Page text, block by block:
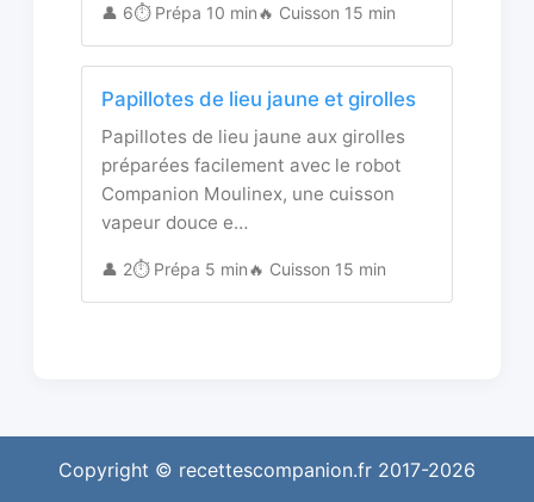
👤 6⏱️ Prépa 10 min🔥 Cuisson 15 min
Papillotes de lieu jaune et girolles
Papillotes de lieu jaune aux girolles
préparées facilement avec le robot
Companion Moulinex, une cuisson
vapeur douce e…
👤 2⏱️ Prépa 5 min🔥 Cuisson 15 min
Copyright © recettescompanion.fr 2017-2026